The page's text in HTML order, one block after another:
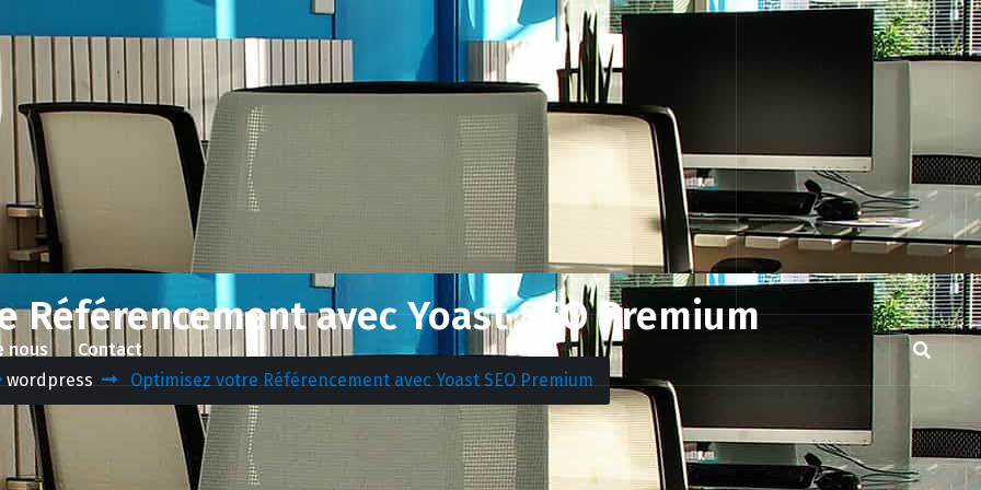
nous Contact
Référencement avec Yoast SEO Premium
wordpress Optimisez votre Référencement avec Yoast SEO Premium